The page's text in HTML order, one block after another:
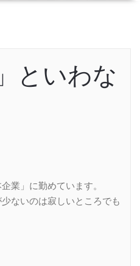
といわな
業」に勤めています。
ないのは寂しいところでも